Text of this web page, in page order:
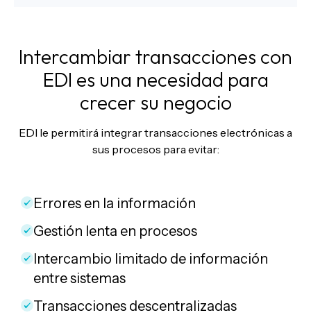
Intercambiar transacciones con
EDI es una necesidad para
crecer su negocio
EDI le permitirá integrar transacciones electrónicas a
sus procesos para evitar:
Errores en la información
Gestión lenta en procesos
Intercambio limitado de información
entre sistemas
Transacciones descentralizadas